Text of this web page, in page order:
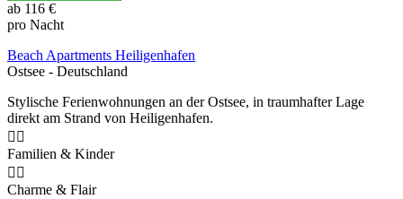
ab 116 €
pro Nacht
Beach Apartments Heiligenhafen
Ostsee - Deutschland
Stylische Ferienwohnungen an der Ostsee, in traumhafter Lage
direkt am Strand von Heiligenhafen.
 
Familien & Kinder
 
Charme & Flair